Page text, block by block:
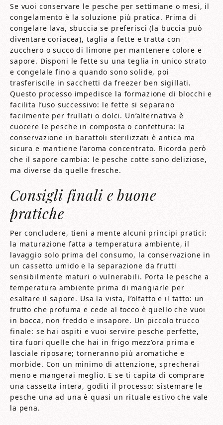
Se vuoi conservare le pesche per settimane o mesi, il
congelamento è la soluzione più pratica. Prima di
congelare lava, sbuccia se preferisci (la buccia può
diventare coriacea), taglia a fette e tratta con
zucchero o succo di limone per mantenere colore e
sapore. Disponi le fette su una teglia in unico strato
e congelale fino a quando sono solide, poi
trasferiscile in sacchetti da freezer ben sigillati.
Questo processo impedisce la formazione di blocchi e
facilita l’uso successivo: le fette si separano
facilmente per frullati o dolci. Un’alternativa è
cuocere le pesche in composta o confettura: la
conservazione in barattoli sterilizzati è antica ma
sicura e mantiene l’aroma concentrato. Ricorda però
che il sapore cambia: le pesche cotte sono deliziose,
ma diverse da quelle fresche.
Consigli finali e buone
pratiche
Per concludere, tieni a mente alcuni principi pratici:
la maturazione fatta a temperatura ambiente, il
lavaggio solo prima del consumo, la conservazione in
un cassetto umido e la separazione da frutti
sensibilmente maturi o vulnerabili. Porta le pesche a
temperatura ambiente prima di mangiarle per
esaltare il sapore. Usa la vista, l’olfatto e il tatto: un
frutto che profuma e cede al tocco è quello che vuoi
in bocca, non freddo e insapore. Un piccolo trucco
finale: se hai ospiti e vuoi servire pesche perfette,
tira fuori quelle che hai in frigo mezz’ora prima e
lasciale riposare; torneranno più aromatiche e
morbide. Con un minimo di attenzione, sprecherai
meno e mangerai meglio. E se ti capita di comprare
una cassetta intera, goditi il processo: sistemare le
pesche una ad una è quasi un rituale estivo che vale
la pena.